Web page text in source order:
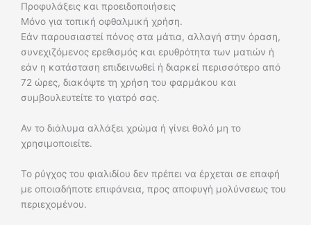
Προφυλάξεις και προειδοποιήσεις
Μόνο για τοπική οφθαλμική χρήση.
Εάν παρουσιαστεί πόνος στα μάτια, αλλαγή στην όραση,
συνεχιζόμενος ερεθισμός και ερυθρότητα των ματιών ή
εάν η κατάσταση επιδεινωθεί ή διαρκεί περισσότερο από
72 ώρες, διακόψτε τη χρήση του φαρμάκου και
συμβουλευτείτε το γιατρό σας.
Αν το διάλυμα αλλάξει χρώμα ή γίνει θολό μη το
χρησιμοποιείτε.
Το ρύγχος του φιαλιδίου δεν πρέπει να έρχεται σε επαφή
με οποιαδήποτε επιφάνεια, προς αποφυγή μολύνσεως του
περιεχομένου.